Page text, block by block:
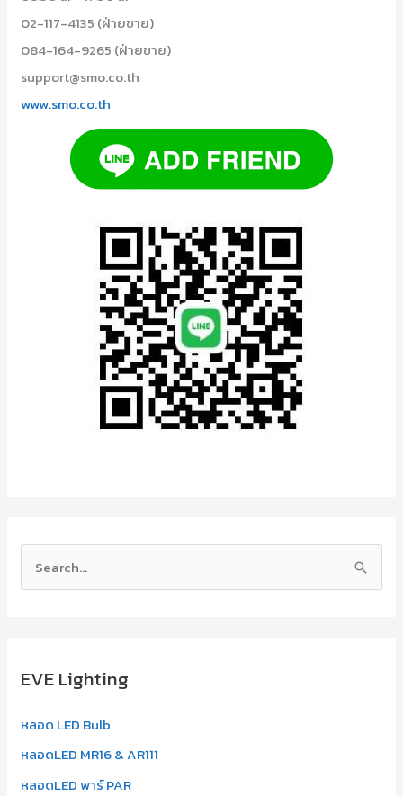
02-117-4135 (ฝ่ายขาย)
084-164-9265 (ฝ่ายขาย)
support@smo.co.th
www.smo.co.th
e
c
f
o
r
EVE Lighting
หลอด LED Bulb
หลอดLED MR16 & AR111
หลอดLED พาร์ PAR